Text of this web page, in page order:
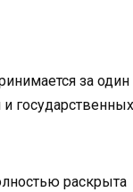
за
раскрыта